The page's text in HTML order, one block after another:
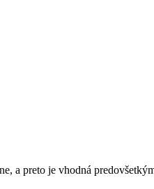
a preto je vhodná